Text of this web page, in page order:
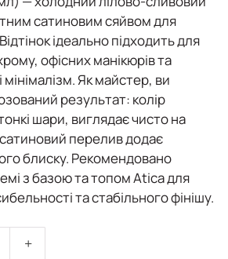
сатиновим сяйвом для
ідеально підходить для
, офісних манікюрів та
мінімалізм. Як майстер, ви
результат: колір
шари, виглядає чисто на
перелив додає
блиску. Рекомендовано
збазою та топом Aticaдля
та стабільного фінішу.